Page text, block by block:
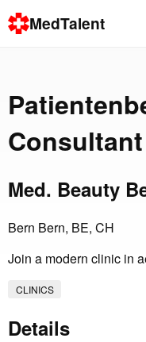
MedTalent
Med. Beauty
Bern Bern, BE, CH
Join a modern clinic in
CLINICS
Details